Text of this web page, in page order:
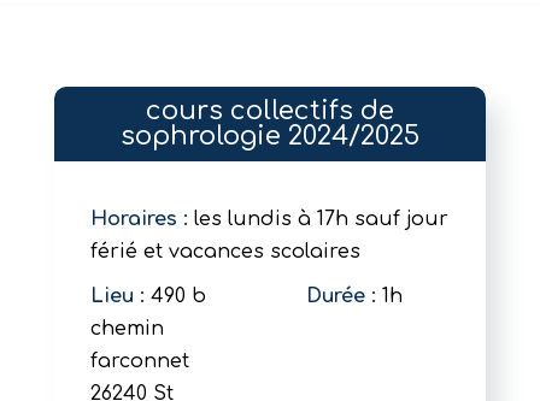
cours collectifs de
sophrologie 2024/2025
Horaires : les lundis à 17h sauf jour
férié et vacances scolaires
Lieu : 490 b
chemin
farconnet
26240 St
Durée : 1h